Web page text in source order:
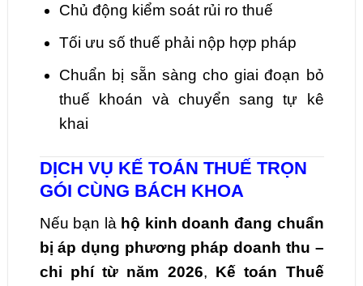
Chủ động kiểm soát rủi ro thuế
Tối ưu số thuế phải nộp hợp pháp
Chuẩn bị sẵn sàng cho giai đoạn bỏ
thuế khoán và chuyển sang tự kê
khai
DỊCH VỤ KẾ TOÁN THUẾ TRỌN
GÓI CÙNG BÁCH KHOA
Nếu bạn là hộ kinh doanh đang chuẩn
bị áp dụng phương pháp doanh thu –
chi phí từ năm 2026, Kế toán Thuế